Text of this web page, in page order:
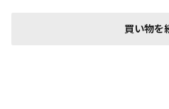
買い物を